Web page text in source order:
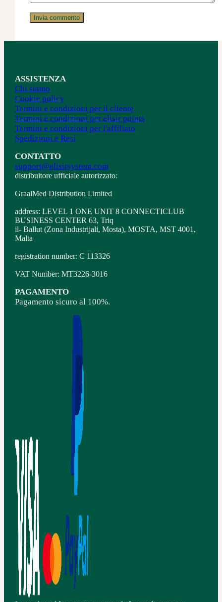
ASSISTENZA
Chi siamo
Cookie policy
Termini e condizioni per il cliente
Termini e condizioni per elisir points
Termini e condizioni per l'affiliato
Spedizioni e Resi
CONTATTO
support@elisirsystem.com
distribuitore ufficiale autorizzato:
GraalMed Distribution Limited
address: LEVEL 1 ONE UNIT 8 CONNECTICLUB
BUSINESS CENTER 63, Triq
il- Ballut (Zona Industrijali, Mosta), MOSTA, MST 4001,
Malta
registration number: C 113326
VAT Number: MT3226-3016
PAGAMENTO
Pagamento sicuro al 100%.